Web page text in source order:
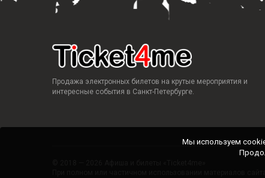
Продажа электронных билетов на крутые мероприятия и
интересные события в Санкт-Петербурге.
При полном или частичном использовании материалов
Мы используем